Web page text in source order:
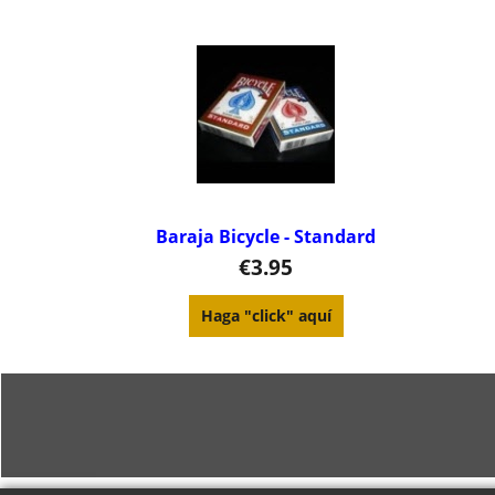
Baraja Bicycle - Standard
€3.95
Haga "click" aquí